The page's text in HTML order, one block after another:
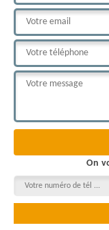
On